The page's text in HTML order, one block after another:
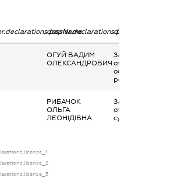
dossier.declarations.personName
ОГУЙ ВАДИМ
ОЛЕКСАНДРОВИЧ
Заробітна плата
отримана за
основним місцем
роботи
РИБАЧОК
ОЛЬГА
ЛЕОНІДІВНА
Заробітна плата
отримана за
сумісництвом